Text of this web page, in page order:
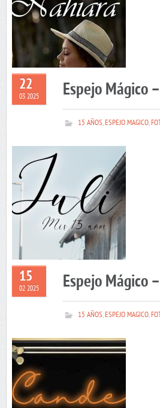
22
03 2025 Espejo Mágico
15 AÑOS,ESPEJO MAGICO,
15
02 2025 Espejo Mágico
15 AÑOS,ESPEJO MAGICO,